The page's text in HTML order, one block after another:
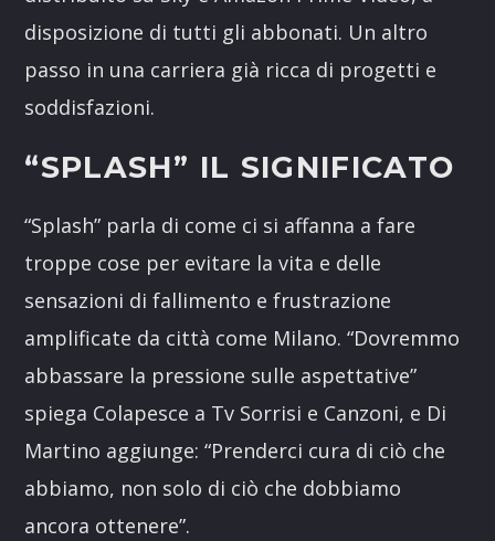
disposizione di tutti gli abbonati. Un altro
passo in una carriera già ricca di progetti e
soddisfazioni.
“SPLASH” IL SIGNIFICATO
“Splash” parla di come ci si affanna a fare
troppe cose per evitare la vita e delle
sensazioni di fallimento e frustrazione
amplificate da città come Milano. “Dovremmo
abbassare la pressione sulle aspettative”
spiega Colapesce a Tv Sorrisi e Canzoni, e Di
Martino aggiunge: “Prenderci cura di ciò che
abbiamo, non solo di ciò che dobbiamo
ancora ottenere”.